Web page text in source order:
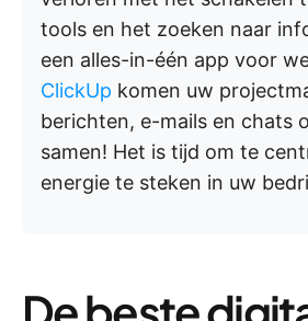
tools en het zoeken naar
een alles-in-één app voor
ClickUp komen uw
berichten, e-mails en chats
samen! Het is tijd om te
energie te steken in uw